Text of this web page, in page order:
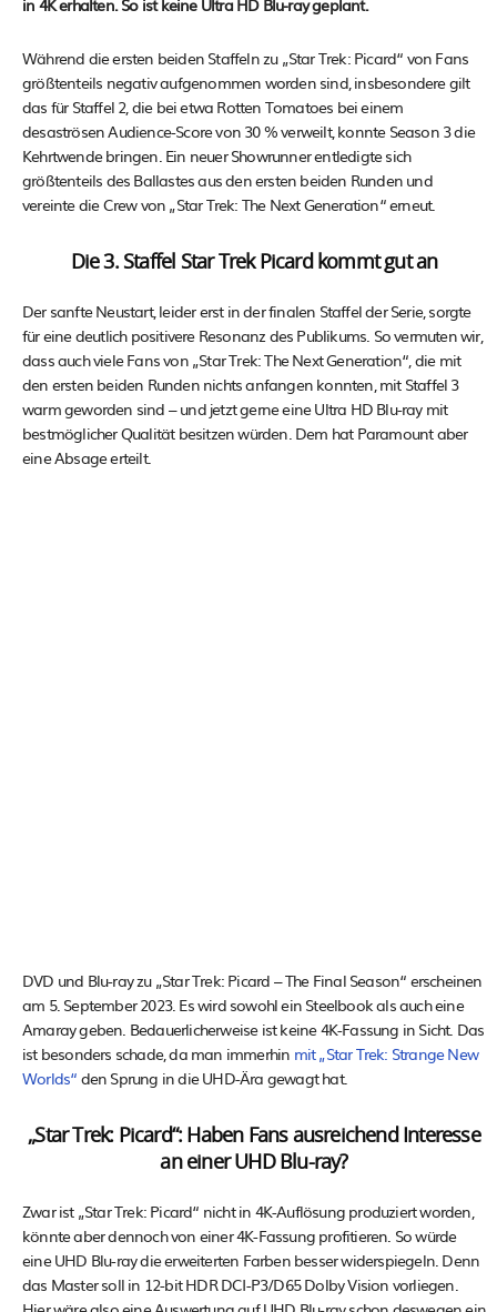
Während die ersten beiden Staffeln zu „Star Trek: Picard“ von Fans
größtenteils negativ aufgenommen worden sind, insbesondere gilt
das für Staffel 2, die bei etwa Rotten Tomatoes bei einem
desaströsen Audience-Score von 30 % verweilt, konnte Season 3 die
Kehrtwende bringen. Ein neuer Showrunner entledigte sich
größtenteils des Ballastes aus den ersten beiden Runden und
vereinte die Crew von „Star Trek: The Next Generation“ erneut.
Die 3. Staffel Star Trek Picard kommt gut an
Der sanfte Neustart, leider erst in der finalen Staffel der Serie, sorgte
für eine deutlich positivere Resonanz des Publikums. So vermuten wir,
dass auch viele Fans von „Star Trek: The Next Generation“, die mit
den ersten beiden Runden nichts anfangen konnten, mit Staffel 3
warm geworden sind – und jetzt gerne eine Ultra HD Blu-ray mit
bestmöglicher Qualität besitzen würden. Dem hat Paramount aber
eine Absage erteilt.
DVD und Blu-ray zu „Star Trek: Picard – The Final Season“ erscheinen
am 5. September 2023. Es wird sowohl ein Steelbook als auch eine
Amaray geben. Bedauerlicherweise ist keine 4K-Fassung in Sicht. Das
ist besonders schade, da man immerhin mit „Star Trek: Strange New
Worlds“ den Sprung in die UHD-Ära gewagt hat.
„Star Trek: Picard“: Haben Fans ausreichend Interesse
an einer UHD Blu-ray?
Zwar ist „Star Trek: Picard“ nicht in 4K-Auflösung produziert worden,
könnte aber dennoch von einer 4K-Fassung profitieren. So würde
eine UHD Blu-ray die erweiterten Farben besser widerspiegeln. Denn
das Master soll in 12-bit HDR DCI-P3/D65 Dolby Vision vorliegen.